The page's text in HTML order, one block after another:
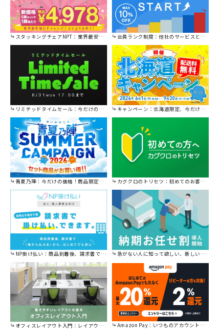
スタッキングチェアNPT：業界最安値に挑戦！ 会員ランク制度：他社のサービスと比較してください。
リミテッドタイムセール：今だけの限定セール。 キャンペーン：北海道限定、今だけ送料無料！
青夏乃陣：今だけの価格！商品限定セール開催中です。 カグクロのトリセツ：初めてのお客様はこちら。
NP掛け払い：商品到着後、請求書で後から払えます。 急がない人に知って欲しい、新しい割引を始めました。
オフィスレイアウト入門：レイアウトの基本をご紹介。 Amazon Pay：いつものアカウントで簡単に決済可能。